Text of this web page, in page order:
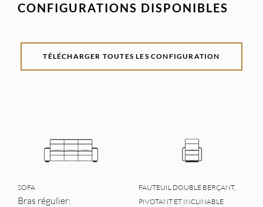
CONFIGURATIONS DISPONIBLES
TÉLÉCHARGER TOUTES LES CONFIGURATION
SOFA
Bras régulier:
FAUTEUIL DOUBLE BERÇANT,
PIVOTANT ET INCLINABLE